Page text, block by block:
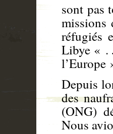
sont pas
missions
réfugiés
Libye « .
l’Europe
Depuis
des
(ONG)
Nous